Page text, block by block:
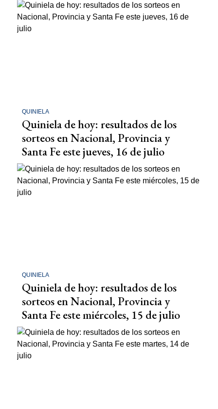
QUINIELA
Quiniela de hoy: resultados de los
sorteos en Nacional, Provincia y
Santa Fe este jueves, 16 de julio
QUINIELA
Quiniela de hoy: resultados de los
sorteos en Nacional, Provincia y
Santa Fe este miércoles, 15 de julio